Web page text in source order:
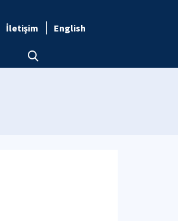
İletişim English